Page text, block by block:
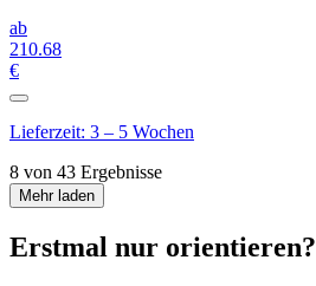
ab
210.68
€
Lieferzeit: 3 – 5 Wochen
8 von 43 Ergebnisse
Mehr laden
Erstmal nur orientieren?